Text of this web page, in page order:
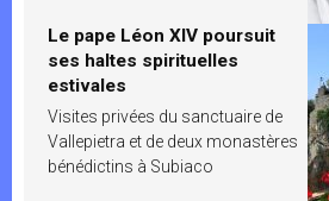
Le pape Léon XIV poursuit
ses haltes spirituelles
estivales
Visites privées du sanctuaire de
Vallepietra et de deux monastères
bénédictins à Subiaco